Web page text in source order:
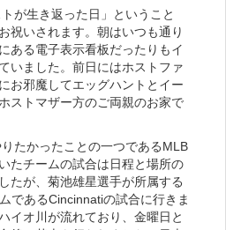
が生き返った日」ということ
祝いされます。朝はいつも通り
ある電子表示看板だったりもイ
いました。前日にはホストファ
お邪魔してエッグハントとイー
ストマザー方のご両親のお家で
たかったことの一つであるMLB
たチームの試合は日程と場所の
たが、菊池雄星選手が所属する
であるCincinnatiの試合に行きま
イオ川が流れており、金曜日と